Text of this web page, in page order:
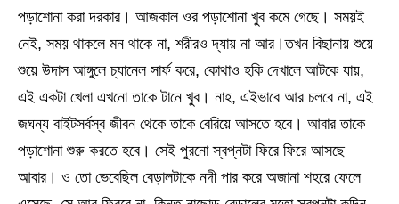
পড়াশোনা করা দরকার। আজকাল ওর পড়াশোনা খুব কমে গেছে। সময়ই
নেই, সময় থাকলে মন থাকে না, শরীরও দ্যায় না আর।তখন বিছানায় শুয়ে
শুয়ে উদাস আঙ্গুলে চ্যানেল সার্ফ করে, কোথাও হকি দেখালে আটকে যায়,
এই একটা খেলা এখনো তাকে টানে খুব। নাহ, এইভাবে আর চলবে না, এই
জঘন্য বাইটসর্বস্ব জীবন থেকে তাকে বেরিয়ে আসতে হবে। আবার তাকে
পড়াশোনা শুরু করতে হবে। সেই পুরনো স্বপ্নটা ফিরে ফিরে আসছে
আবার। ও তো ভেবেছিল বেড়ালটাকে নদী পার করে অজানা শহরে ফেলে